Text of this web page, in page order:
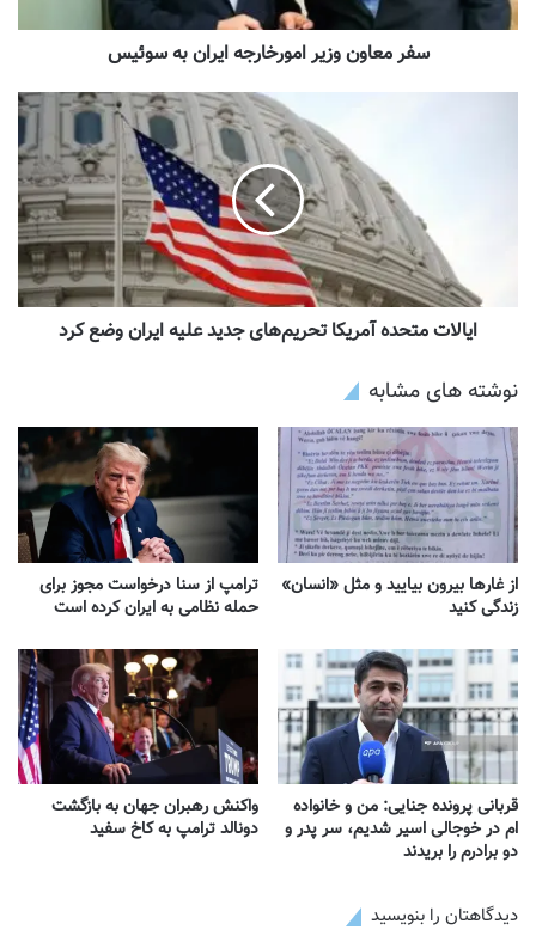
سفر معاون وزیر امورخارجه ایران به سوئیس
ایالات متحده آمریکا تحریم‌های جدید علیه ایران وضع کرد
نوشته های مشابه
از غارها بیرون بیایید و مثل «انسان»
زندگی کنید
ترامپ از سنا درخواست مجوز برای
حمله نظامی به ایران کرده است
قربانی پرونده جنایی: من و خانواده
ام در خوجالی اسیر شدیم، سر پدر و
دو برادرم را بریدند
واکنش‌ رهبران جهان به بازگشت
دونالد ترامپ به کاخ سفید
دیدگاهتان را بنویسید